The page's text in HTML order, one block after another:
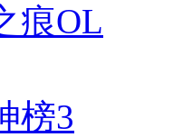
痕OL
榜3